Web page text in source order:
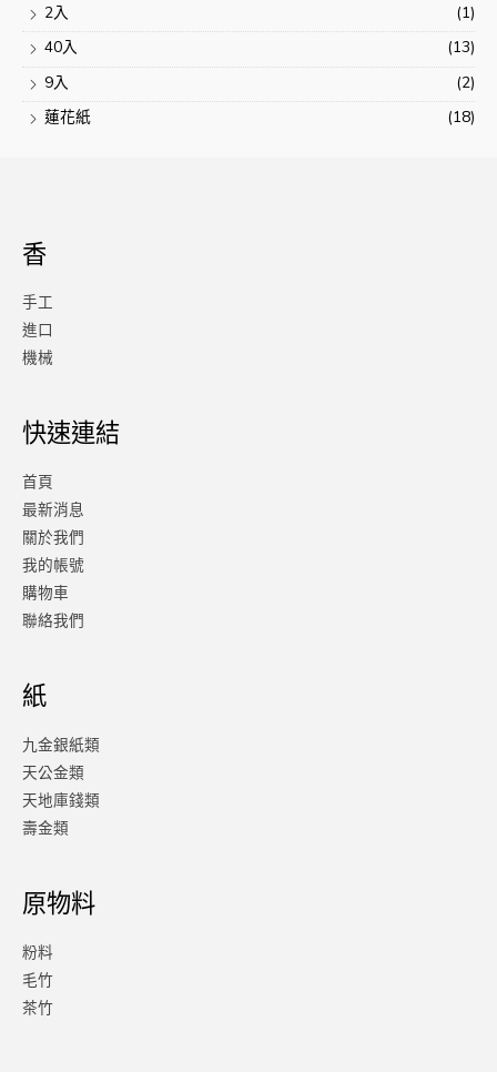
2入
(1)
40入
(13)
9入
(2)
蓮花紙
(18)
香
手工
進口
機械
快速連結
首頁
最新消息
關於我們
我的帳號
購物車
聯絡我們
紙
九金銀紙類
天公金類
天地庫錢類
壽金類
原物料
粉料
毛竹
茶竹